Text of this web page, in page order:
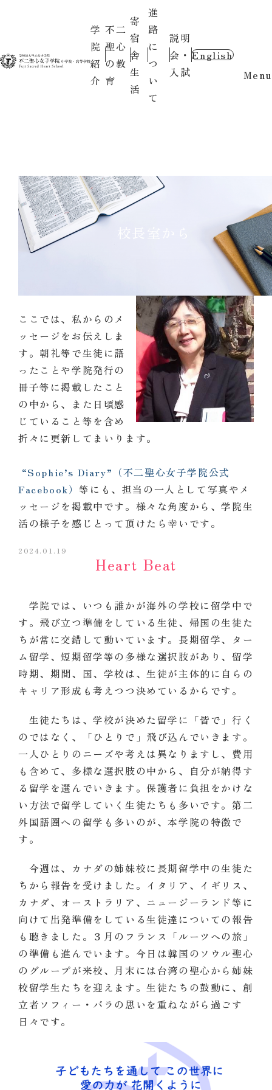
学
院
紹
介
不二
聖心
の教
育
寄
宿
舎
生
活
進
路
に
つ
い
て
説明
会・
入試
English
Menu
ここでは、私からのメ
ッセージをお伝えしま
す。朝礼等で生徒に語
ったことや学院発行の
冊子等に掲載したこと
の中から、また日頃感
じていること等を含め
折々に更新してまいります。
“Sophie’s Diary”（不二聖心女子学院公式
Facebook）等にも、担当の一人として写真やメ
ッセージを掲載中です。様々な角度から、学院生
活の様子を感じとって頂けたら幸いです。
2024.01.19
Heart Beat
学院では、いつも誰かが海外の学校に留学中で
す。飛び立つ準備をしている生徒、帰国の生徒た
ちが常に交錯して動いています。長期留学、ター
ム留学、短期留学等の多様な選択肢があり、留学
時期、期間、国、学校は、生徒が主体的に自らの
キャリア形成も考えつつ決めているからです。
生徒たちは、学校が決めた留学に「皆で」行く
のではなく、「ひとりで」飛び込んでいきます。
一人ひとりのニーズや考えは異なりますし、費用
も含めて、多様な選択肢の中から、自分が納得す
る留学を選んでいきます。保護者に負担をかけな
い方法で留学していく生徒たちも多いです。第二
外国語圏への留学も多いのが、本学院の特徴で
す。
今週は、カナダの姉妹校に長期留学中の生徒た
ちから報告を受けました。イタリア、イギリス、
カナダ、オーストラリア、ニュージーランド等に
向けて出発準備をしている生徒達についての報告
も聴きました。３月のフランス「ルーツへの旅」
の準備も進んでいます。今日は韓国のソウル聖心
のグループが来校、月末には台湾の聖心から姉妹
校留学生たちを迎えます。生徒たちの鼓動に、創
立者ソフィー・バラの思いを重ねながら過ごす
日々です。